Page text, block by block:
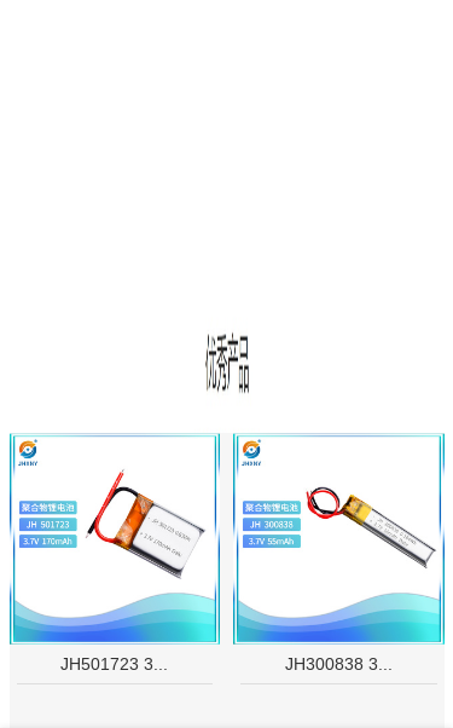
JH501723 3... JH300838 3...